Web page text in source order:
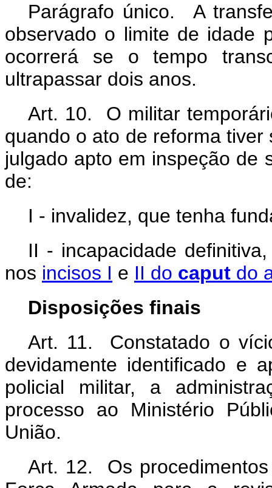
Parágrafo único. A
observado o limite de idade
ocorrerá se o tempo
ultrapassar dois anos.
Art. 10. O militar
quando o ato de reforma
julgado apto em inspeção de
de:
I - invalidez, que tenha
II - incapacidade
nos incisos I e II do caput do
Disposições finais
Art. 11. Constatado o
devidamente identificado e
policial militar, a
processo ao Ministério
União.
Art. 12. Os